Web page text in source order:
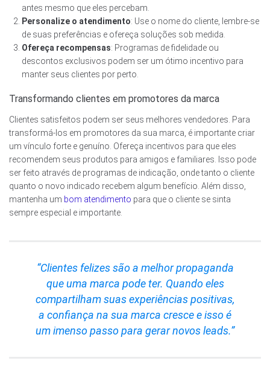
antes mesmo que eles percebam.
Personalize o atendimento: Use o nome do cliente, lembre-se
de suas preferências e ofereça soluções sob medida.
Ofereça recompensas: Programas de fidelidade ou
descontos exclusivos podem ser um ótimo incentivo para
manter seus clientes por perto.
Transformando clientes em promotores da marca
Clientes satisfeitos podem ser seus melhores vendedores. Para
transformá-los em promotores da sua marca, é importante criar
um vínculo forte e genuíno. Ofereça incentivos para que eles
recomendem seus produtos para amigos e familiares. Isso pode
ser feito através de programas de indicação, onde tanto o cliente
quanto o novo indicado recebem algum benefício. Além disso,
mantenha um bom atendimento para que o cliente se sinta
sempre especial e importante.
“Clientes felizes são a melhor propaganda
que uma marca pode ter. Quando eles
compartilham suas experiências positivas,
a confiança na sua marca cresce e isso é
um imenso passo para gerar novos leads.”